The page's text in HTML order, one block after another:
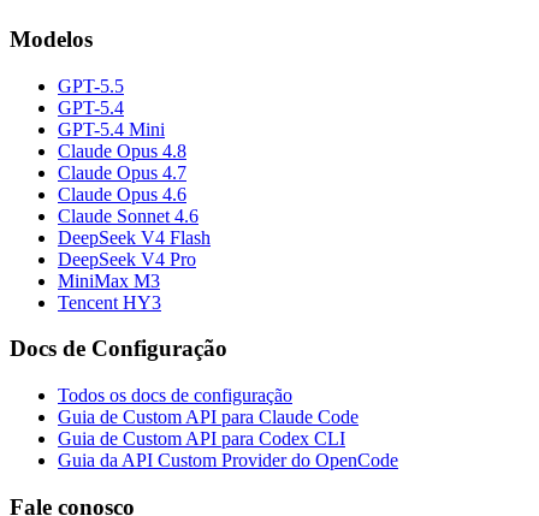
Modelos
GPT-5.5
GPT-5.4
GPT-5.4 Mini
Claude Opus 4.8
Claude Opus 4.7
Claude Opus 4.6
Claude Sonnet 4.6
DeepSeek V4 Flash
DeepSeek V4 Pro
MiniMax M3
Tencent HY3
Docs de Configuração
Todos os docs de configuração
Guia de Custom API para Claude Code
Guia de Custom API para Codex CLI
Guia da API Custom Provider do OpenCode
Fale conosco